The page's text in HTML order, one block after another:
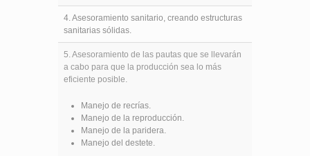
4. Asesoramiento sanitario, creando estructuras
sanitarias sólidas.
5. Asesoramiento de las pautas que se llevarán
a cabo para que la producción sea lo más
eficiente posible.
Manejo de recrías.
Manejo de la reproducción.
Manejo de la paridera.
Manejo del destete.